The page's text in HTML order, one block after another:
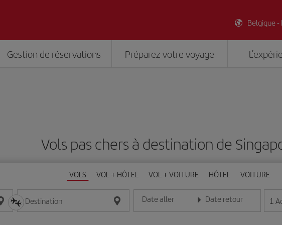
Belgique -
Gestion de réservations Préparez votre voyage
Vols pas chers à destination de
VOLS VOL + HÔTEL VOL + VOITURE HÔTEL VOITURE
Destination Date aller
Entrez la date au format jour/mois/année
Date retour
Entrez la date au format 1